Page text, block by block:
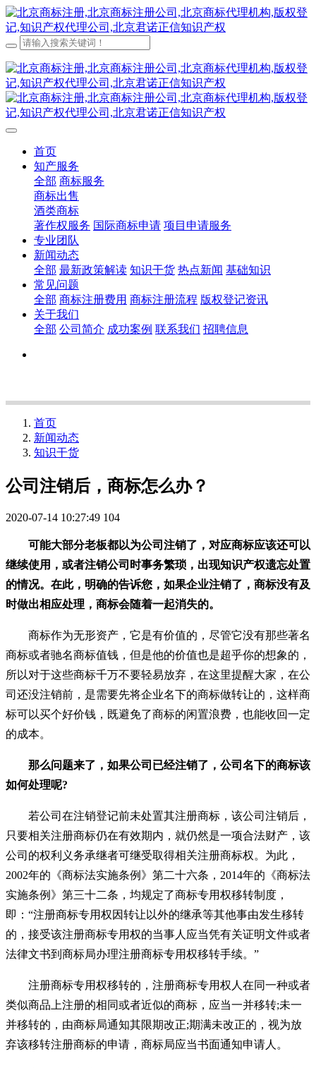
首页
知产服务
全部 商标服务
商标出售
酒类商标
著作权服务 国际商标申请 项目申请服务
专业团队
新闻动态
全部 最新政策解读 知识干货 热点新闻 基础知识
常见问题
全部 商标注册费用 商标注册流程 版权登记资讯
关于我们
全部 公司简介 成功案例 联系我们 招聘信息
首页
新闻动态
知识干货
公司注销后，商标怎么办？
2020-07-14 10:27:49 104
可能大部分老板都以为公司注销了，对应商标应该还可以
继续使用，或者注销公司时事务繁琐，出现知识产权遗忘处置
的情况。在此，明确的告诉您，如果企业注销了，商标没有及
时做出相应处理，商标会随着一起消失的。
商标作为无形资产，它是有价值的，尽管它没有那些著名
商标或者驰名商标值钱，但是他的价值也是超乎你的想象的，
所以对于这些商标千万不要轻易放弃，在这里提醒大家，在公
司还没注销前，是需要先将企业名下的商标做转让的，这样商
标可以买个好价钱，既避免了商标的闲置浪费，也能收回一定
的成本。
那么问题来了，如果公司已经注销了，公司名下的商标该
如何处理呢?
若公司在注销登记前未处置其注册商标，该公司注销后，
只要相关注册商标仍在有效期内，就仍然是一项合法财产，该
公司的权利义务承继者可继受取得相关注册商标权。为此，
2002年的《商标法实施条例》第二十六条，2014年的《商标法
实施条例》第三十二条，均规定了商标专用权移转制度，
即：“注册商标专用权因转让以外的继承等其他事由发生移转
的，接受该注册商标专用权的当事人应当凭有关证明文件或者
法律文书到商标局办理注册商标专用权移转手续。”
注册商标专用权移转的，注册商标专用权人在同一种或者
类似商品上注册的相同或者近似的商标，应当一并移转;未一
并移转的，由商标局通知其限期改正;期满未改正的，视为放
弃该移转注册商标的申请，商标局应当书面通知申请人。